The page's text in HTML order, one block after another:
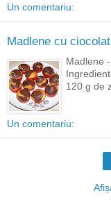
Un comentariu:
Madlene cu
Madlene
120 g de
Un comentariu: